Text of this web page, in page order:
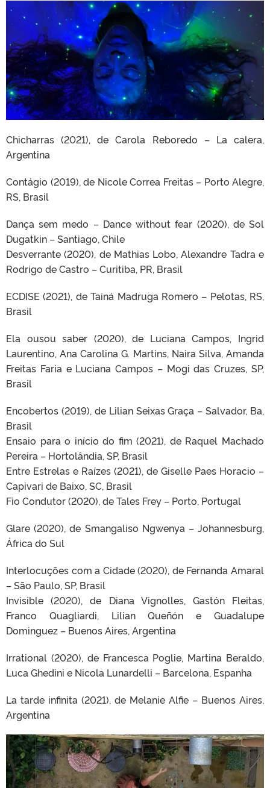
Chicharras (2021), de Carola Reboredo – La calera,
Argentina
Contágio (2019), de Nicole Correa Freitas – Porto Alegre,
RS, Brasil
Dança sem medo – Dance without fear (2020), de Sol
Dugatkin – Santiago, Chile
Desverrante (2020), de Mathias Lobo, Alexandre Tadra e
Rodrigo de Castro – Curitiba, PR, Brasil
ECDISE (2021), de Tainá Madruga Romero – Pelotas, RS,
Brasil
Ela ousou saber (2020), de Luciana Campos, Ingrid
Laurentino, Ana Carolina G. Martins, Naira Silva, Amanda
Freitas Faria e Luciana Campos – Mogi das Cruzes, SP,
Brasil
Encobertos (2019), de Lilian Seixas Graça – Salvador, Ba,
Brasil
Ensaio para o início do fim (2021), de Raquel Machado
Pereira – Hortolândia, SP, Brasil
Entre Estrelas e Raízes (2021), de Giselle Paes Horacio –
Capivari de Baixo, SC, Brasil
Fio Condutor (2020), de Tales Frey – Porto, Portugal
Glare (2020), de Smangaliso Ngwenya – Johannesburg,
África do Sul
Interlocuções com a Cidade (2020), de Fernanda Amaral
– São Paulo, SP, Brasil
Invisible (2020), de Diana Vignolles, Gastón Fleitas,
Franco Quagliardi, Lilian Queñón e Guadalupe
Dominguez – Buenos Aires, Argentina
Irrational (2020), de Francesca Poglie, Martina Beraldo,
Luca Ghedini e Nicola Lunardelli – Barcelona, Espanha
La tarde infinita (2021), de Melanie Alfie – Buenos Aires,
Argentina